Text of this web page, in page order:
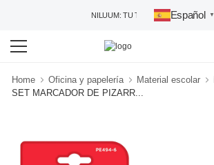
NILUUM: TU TIENDA DE CONFIANZA
Español ▼
Home Oficina y papelería Material escolar
SET MARCADOR DE PIZARR...